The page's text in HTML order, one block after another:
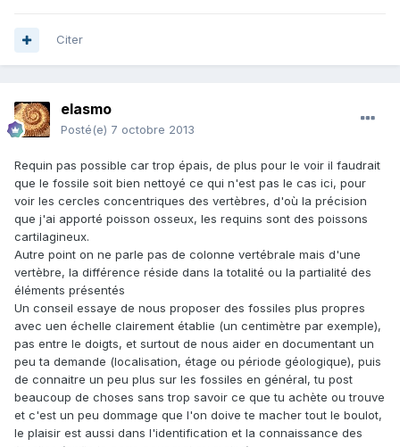
Citer
elasmo
Posté(e) 7 octobre 2013
Requin pas possible car trop épais, de plus pour le voir il faudrait
que le fossile soit bien nettoyé ce qui n'est pas le cas ici, pour
voir les cercles concentriques des vertèbres, d'où la précision
que j'ai apporté poisson osseux, les requins sont des poissons
cartilagineux.
Autre point on ne parle pas de colonne vertébrale mais d'une
vertèbre, la différence réside dans la totalité ou la partialité des
éléments présentés
Un conseil essaye de nous proposer des fossiles plus propres
avec uen échelle clairement établie (un centimètre par exemple),
pas entre le doigts, et surtout de nous aider en documentant un
peu ta demande (localisation, étage ou période géologique), puis
de connaitre un peu plus sur les fossiles en général, tu post
beaucoup de choses sans trop savoir ce que tu achète ou trouve
et c'est un peu dommage que l'on doive te macher tout le boulot,
le plaisir est aussi dans l'identification et la connaissance des